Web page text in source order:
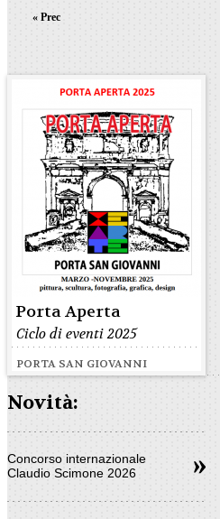
« Prec
Porta Aperta
Ciclo di eventi 2025
PORTA SAN GIOVANNI
Novità:
Concorso internazionale
Claudio Scimone 2026